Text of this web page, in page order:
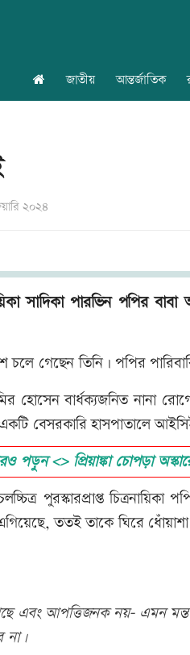
জাতীয় আন্তর্জাতিক
২০২৪
সাদিকা পারভিন পপির বাবা
গেছেন তিনি। পপির
হোসেন বার্ধক্যজনিত নানা
বেসরকারি হাসপাতালে
পড়ুন <> প্রিয়াঙ্কা চোপড়া
পুরস্কারপ্রাপ্ত
ততই তাকে ঘিরে
এবং আপত্তিজনক নয়- এমন